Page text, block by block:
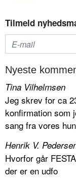
Tilmeld
Nyeste
Tina Vilhelmsen
Jeg skrev for ca
konfirmation som
sang fra vores
Henrik V.
Hvorfor går
der er en udfo